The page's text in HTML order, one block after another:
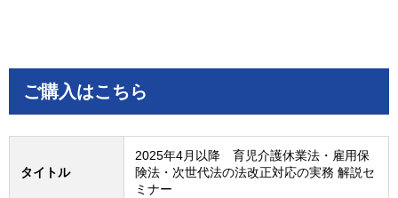
ご購入はこちら
タイトル
2025年4月以降 育児介護休業法・雇用保
険法・次世代法の法改正対応の実務 解説セ
ミナー